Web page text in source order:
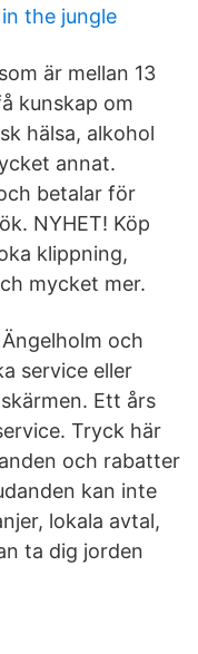
the jungle
är mellan 13
kunskap om
hälsa, alkohol
annat.
betalar för
NYHET! Köp
klippning,
mycket mer.
och
service eller
Ett års
Tryck här
och rabatter
kan inte
lokala avtal,
ta dig jorden